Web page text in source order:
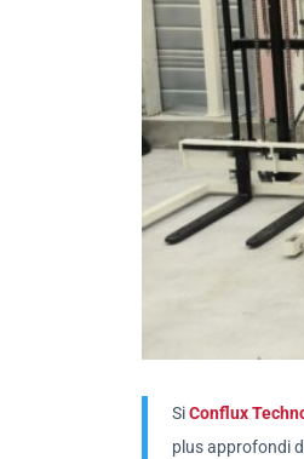
SiConflux
plus approfondi